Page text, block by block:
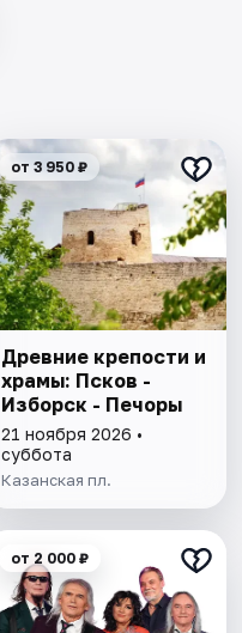
от 3 950 ₽
Древние крепости и
храмы: Псков -
Изборск - Печоры
21 ноября 2026 •
суббота
Казанская пл.
от 2 000 ₽